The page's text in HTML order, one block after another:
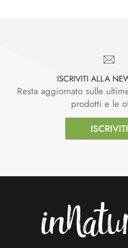
ISCRIVITI ALLA
Resta aggiornato sulle
prodotti e le
ISCRIVITI